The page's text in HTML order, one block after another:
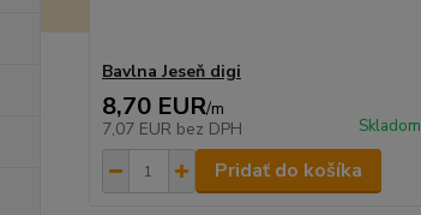
Bavlna Jeseň digi
8,70 EUR/m
7,07 EUR bez DPH Skladom
Pridať do košíka